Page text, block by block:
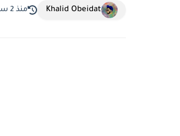
Khalid Obeidat منذ 2 سنة